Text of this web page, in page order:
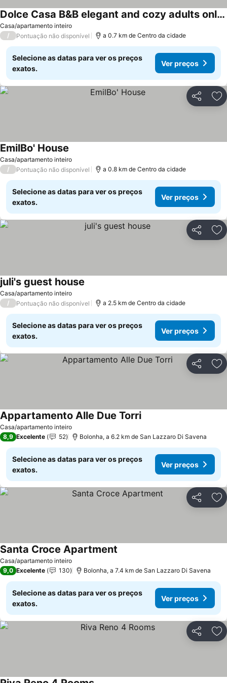
Casa/apartamento inteiro
Dolce Casa B&B elegant and cozy adults only 5 minutes from the highway
/ Pontuação não disponível a 0.7 km de Centro da cidade
Selecione as datas para ver os preços
exatos.
Ver preços
Partilhar
Casa/apartamento inteiro
EmilBo' House
/ Pontuação não disponível a 0.8 km de Centro da cidade
Selecione as datas para ver os preços
exatos.
Ver preços
Partilhar
Casa/apartamento inteiro
juli's guest house
/ Pontuação não disponível a 2.5 km de Centro da cidade
Selecione as datas para ver os preços
exatos.
Ver preços
Partilhar
Casa/apartamento inteiro
Appartamento Alle Due Torri
8,9 Excelente 52 Bolonha, a 6.2 km de San Lazzaro Di Savena
Selecione as datas para ver os preços
exatos.
Ver preços
Partilhar
Casa/apartamento inteiro
Santa Croce Apartment
9,0 Excelente 130 Bolonha, a 7.4 km de San Lazzaro Di Savena
Selecione as datas para ver os preços
exatos.
Ver preços
Partilhar